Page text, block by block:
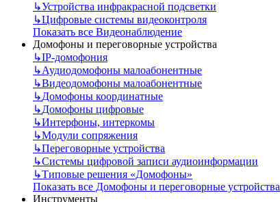
↳Устройства инфракрасной подсветки
↳Цифровые системы видеоконтроля
Показать все Видеонаблюдение
Домофоны и переговорные устройства
↳IP-домофония
↳Аудиодомофоны малоабонентные
↳Видеодомофоны малоабонентные
↳Домофоны координатные
↳Домофоны цифровые
↳Интерфоны, интеркомы
↳Модули сопряжения
↳Переговорные устройства
↳Системы цифровой записи аудиоинформации
↳Типовые решения «Домофоны»
Показать все Домофоны и переговорные устройства
Инструменты